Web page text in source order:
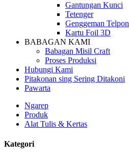
Gantungan Kunci
Tetenger
Genggeman Telpon
Kartu Foil 3D
BABAGAN KAMI
Babagan Misil Craft
Proses Produksi
Hubungi Kami
Pitakonan sing Sering Ditakoni
Pawarta
Ngarep
Produk
Alat Tulis & Kertas
Kategori